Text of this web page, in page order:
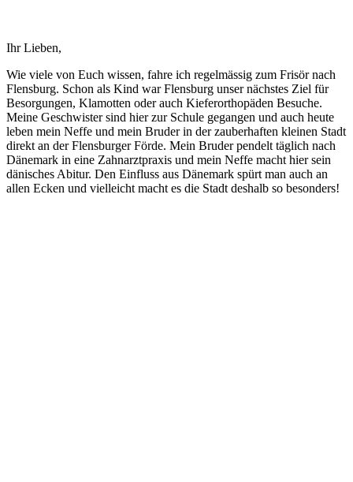
Ihr Lieben,
Wie viele von Euch wissen, fahre ich regelmässig zum Frisör nach
Flensburg. Schon als Kind war Flensburg unser nächstes Ziel für
Besorgungen, Klamotten oder auch Kieferorthopäden Besuche.
Meine Geschwister sind hier zur Schule gegangen und auch heute
leben mein Neffe und mein Bruder in der zauberhaften kleinen Stadt
direkt an der Flensburger Förde. Mein Bruder pendelt täglich nach
Dänemark in eine Zahnarztpraxis und mein Neffe macht hier sein
dänisches Abitur. Den Einfluss aus Dänemark spürt man auch an
allen Ecken und vielleicht macht es die Stadt deshalb so besonders!